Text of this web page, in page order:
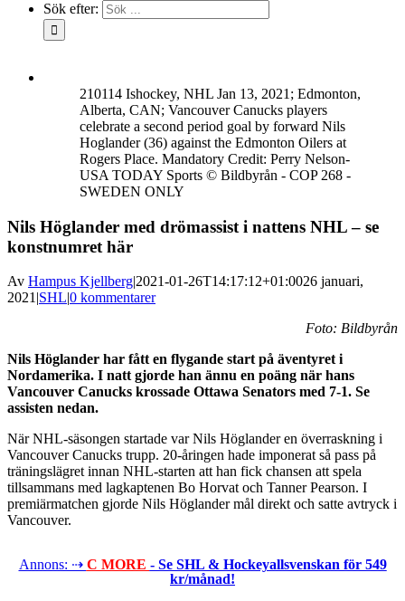
Sök efter:
210114 Ishockey, NHL Jan 13, 2021; Edmonton,
Alberta, CAN; Vancouver Canucks players
celebrate a second period goal by forward Nils
Hoglander (36) against the Edmonton Oilers at
Rogers Place. Mandatory Credit: Perry Nelson-
USA TODAY Sports © Bildbyrån - COP 268 -
SWEDEN ONLY
Nils Höglander med drömassist i nattens NHL – se
konstnumret här
Av Hampus Kjellberg|2021-01-26T14:17:12+01:0026 januari,
2021|SHL|0 kommentarer
Foto: Bildbyrån
Nils Höglander har fått en flygande start på äventyret i
Nordamerika. I natt gjorde han ännu en poäng när hans
Vancouver Canucks krossade Ottawa Senators med 7-1. Se
assisten nedan.
När NHL-säsongen startade var Nils Höglander en överraskning i
Vancouver Canucks trupp. 20-åringen hade imponerat så pass på
träningslägret innan NHL-starten att han fick chansen att spela
tillsammans med lagkaptenen Bo Horvat och Tanner Pearson. I
premiärmatchen gjorde Nils Höglander mål direkt och satte avtryck i
Vancouver.
Annons: ⇢ C MORE - Se SHL & Hockeyallsvenskan för 549
kr/månad!